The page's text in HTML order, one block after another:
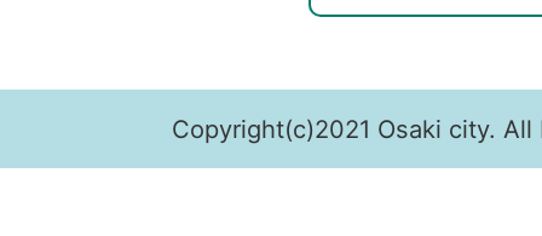
Copyright(c)2021 Osaki city. All